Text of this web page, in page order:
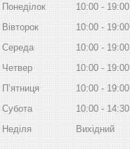
Понеділок 10:00
19:00
Вівторок
10:00
19:00
Середа
10:00
19:00
Четвер
10:00
19:00
Пʼятниця
10:00
19:00
Субота
10:00
14:30
Неділя
Вихідний